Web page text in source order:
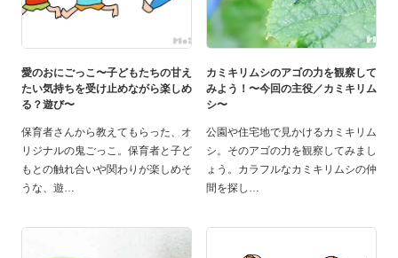
愛のおにごっこ〜子どもたちの甘え
たい気持ちを受け止めながら楽しめ
る？遊び〜
保育者さんから教えてもらった、オ
リジナルの鬼ごっこ。保育者と子ど
もとの触れ合いや関わりが楽しめそ
うな、遊
カミキリムシのアゴの力を観察して
みよう！〜今回の主役／カミキリム
シ〜
公園や住宅地で見かけるカミキリム
シ。そのアゴの力を観察してみまし
ょう。カラフルなカミキリムシの仲
間を探し